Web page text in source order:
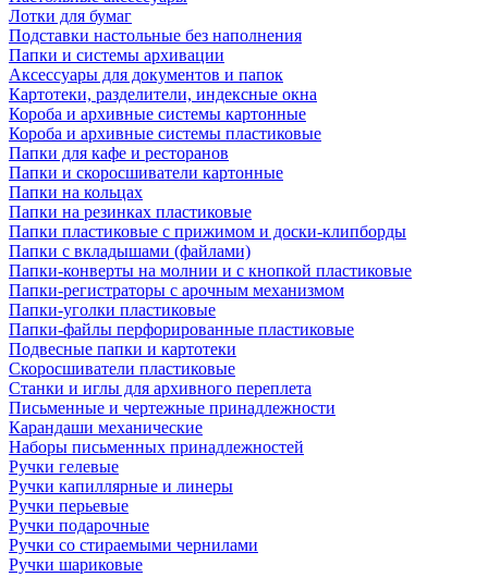
Лотки для бумаг
Подставки настольные без наполнения
Папки и системы архивации
Аксессуары для документов и папок
Картотеки, разделители, индексные окна
Короба и архивные системы картонные
Короба и архивные системы пластиковые
Папки для кафе и ресторанов
Папки и скоросшиватели картонные
Папки на кольцах
Папки на резинках пластиковые
Папки пластиковые с прижимом и доски-клипборды
Папки с вкладышами (файлами)
Папки-конверты на молнии и с кнопкой пластиковые
Папки-регистраторы с арочным механизмом
Папки-уголки пластиковые
Папки-файлы перфорированные пластиковые
Подвесные папки и картотеки
Скоросшиватели пластиковые
Станки и иглы для архивного переплета
Письменные и чертежные принадлежности
Карандаши механические
Наборы письменных принадлежностей
Ручки гелевые
Ручки капиллярные и линеры
Ручки перьевые
Ручки подарочные
Ручки со стираемыми чернилами
Ручки шариковые